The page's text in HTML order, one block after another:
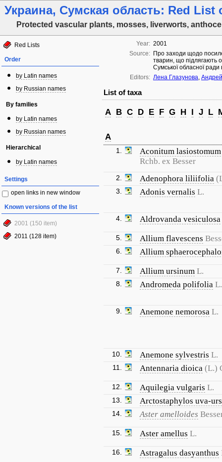
Украина, Сумская область: Red List
Protected vascular plants, mosses, liverworts,
Red Lists
Order
by Latin names
by Russian names
By families
by Latin names
by Russian names
Hierarchical
by Latin names
Settings
open links in new window
Known versions of the list
2001 (150 item)
2011 (128 item)
Year: 2001
Source: Про заходи щодо
тварин, що підлягають
Сумської обласної ради
Editors: Лена Глазунова,
List of taxa
A B C D E F G H I J L
A
1.
Aconitum lasiostomum
Rchb. ex Besser
2. Adenophora liliifolia
3. Adonis vernalis L.
4. Aldrovanda vesiculosa
5. Allium flavescens
6. Allium
7. Allium ursinum L.
8. Andromeda polifolia L.
9. Anemone nemorosa L.
10. Anemone sylvestris L.
11. Antennaria dioica (L.)
12. Aquilegia vulgaris L.
13. Arctostaphylos uva-
14. Aster amelloides
15. Aster amellus L.
16. Astragalus dasyanthus